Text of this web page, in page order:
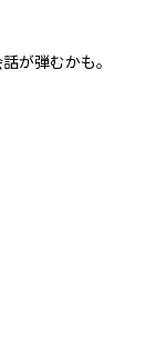
が弾むかも。